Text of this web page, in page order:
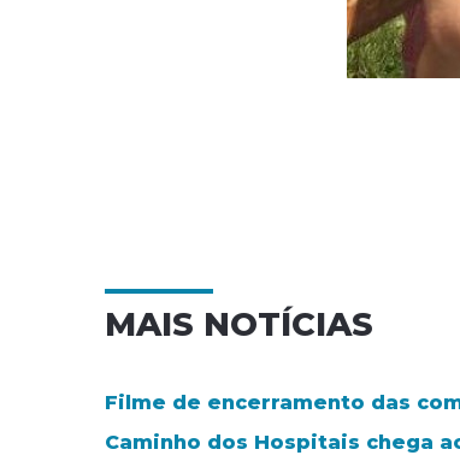
MAIS NOTÍCIAS
Filme de encerramento das
Caminho dos Hospitais chega